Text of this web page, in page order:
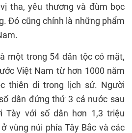
tha, yêu thương và đùm bọc
Đó cũng chính là những phẩm
trong 54 dân tộc có mặt,
Việt Nam từ hơn 1000 năm
thiên di trong lịch sử. Người
dân đứng thứ 3 cả nước sau
Tày với số dân hơn 1,3 triệu
vùng núi phía Tây Bắc và các